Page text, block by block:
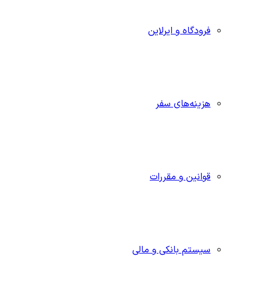
فرودگاه و ایرلاین
هزینه‌های سفر
قوانین و مقررات
سیستم بانکی و مالی